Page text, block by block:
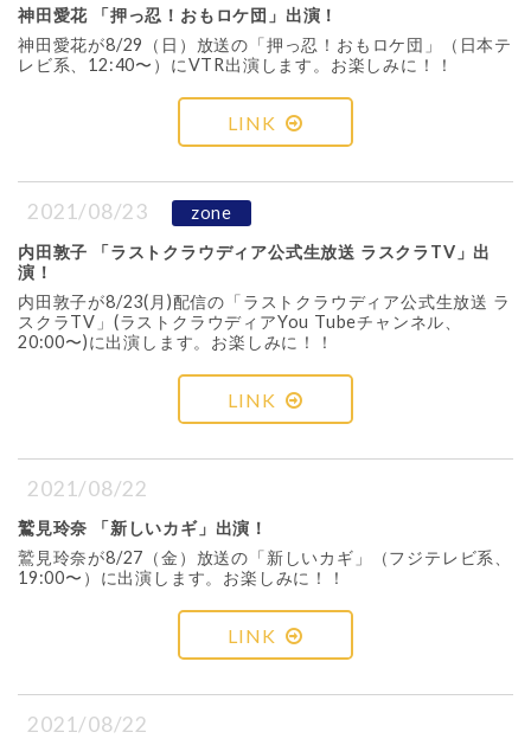
神田愛花 「押っ忍！おもロケ団」出演！
神田愛花が8/29（日）放送の「押っ忍！おもロケ団」（日本テ
レビ系、12:40〜）にVTR出演します。お楽しみに！！
LINK
2021/08/23
zone
内田敦子 「ラストクラウディア公式生放送 ラスクラTV」出
演！
内田敦子が8/23(月)配信の「ラストクラウディア公式生放送 ラ
スクラTV」(ラストクラウディアYou Tubeチャンネル、
20:00〜)に出演します。お楽しみに！！
LINK
2021/08/22
鷲見玲奈 「新しいカギ」出演！
鷲見玲奈が8/27（金）放送の「新しいカギ」（フジテレビ系、
19:00〜）に出演します。お楽しみに！！
LINK
2021/08/22